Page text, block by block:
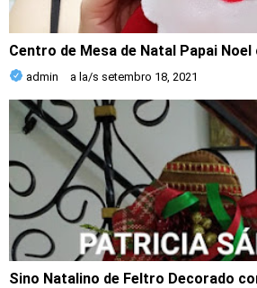
Centro de Mesa de Natal Papai
admin a la/s setembro 18, 2021
Sino Natalino de Feltro Decorado